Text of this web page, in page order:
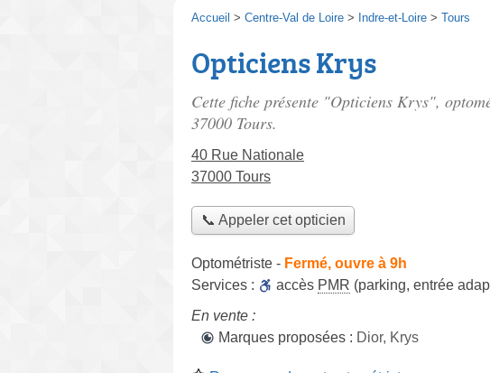
Accueil > Centre-Val de Loire > Indre-et-Loire > Tours
Opticiens Krys
Cette fiche présente "Opticiens Krys",
37000 Tours.
40 Rue Nationale
37000 Tours
📞 Appeler cet opticien
Optométriste - Fermé, ouvre à 9h
Services :
accès PMR (parking, entrée
En vente :
Marques proposées : Dior, Krys